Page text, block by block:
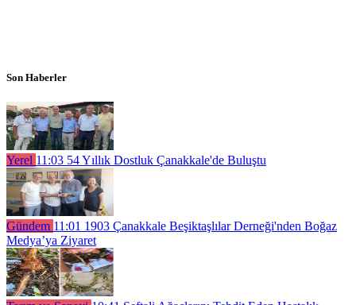
Son Haberler
Yerel 11:03 54 Yıllık Dostluk Çanakkale'de Buluştu
Gündem 11:01 1903 Çanakkale Beşiktaşlılar Derneği'nden Boğaz
Medya’ya Ziyaret